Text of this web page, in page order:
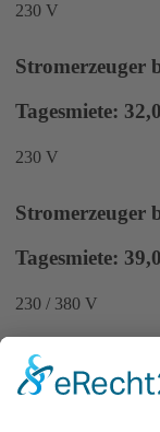
230 V
Stromerzeuger
Tagesmiete:
230 V
Stromerzeuger
Tagesmiete:
230 / 380 V
Stromerzeuger